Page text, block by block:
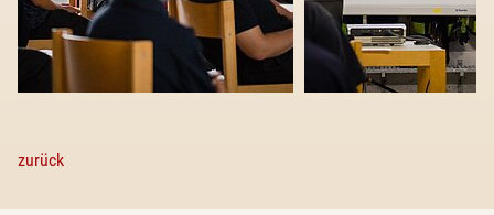
zurück